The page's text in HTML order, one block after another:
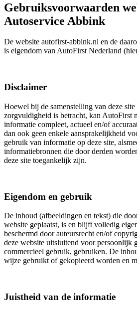
Gebruiksvoorwaarden
Autoservice Abbink
De website autofirst-abbink.nl en de
is eigendom van AutoFirst Nederland
Disclaimer
Hoewel bij de samenstelling van deze site
zorgvuldigheid is betracht, kan AutoFirst
informatie compleet, actueel en/of
dan ook geen enkele aansprakelijkheid
gebruik van informatie op deze site,
informatiebronnen die door derden
deze site toegankelijk zijn.
Eigendom en gebruik
De inhoud (afbeeldingen en tekst) die
website geplaatst, is en blijft volledig
beschermd door auteursrecht en/of
deze website uitsluitend voor persoonlijk
commercieel gebruik, gebruiken. De
wijze gebruikt of gekopieerd worden en
Juistheid van de informatie